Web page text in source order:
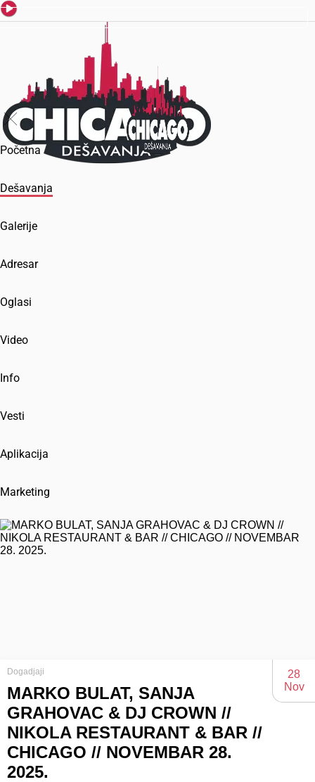
Početna
Dešavanja
Galerije
Adresar
Oglasi
Video
Info
Vesti
Aplikacija
Marketing
Dogadjaji
MARKO BULAT, SANJA
GRAHOVAC & DJ CROWN //
NIKOLA RESTAURANT & BAR //
CHICAGO // NOVEMBAR 28.
2025.
28
Nov